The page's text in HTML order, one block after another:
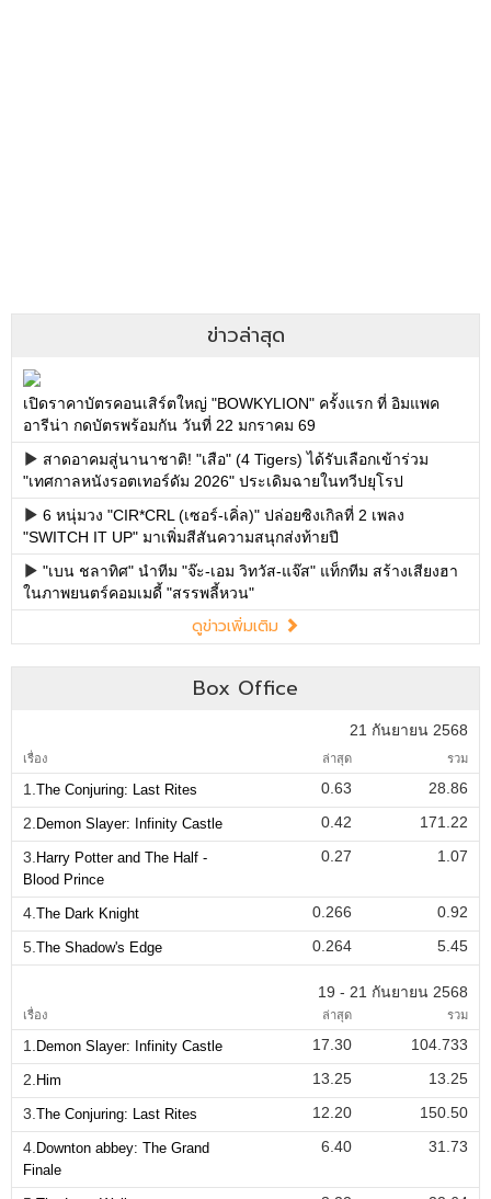
ข่าวล่าสุด
เปิดราคาบัตรคอนเสิร์ตใหญ่ "BOWKYLION" ครั้งแรก ที่ อิมแพค
อารีน่า กดบัตรพร้อมกัน วันที่ 22 มกราคม 69
สาดอาคมสู่นานาชาติ! "เสือ" (4 Tigers) ได้รับเลือกเข้าร่วม
"เทศกาลหนังรอตเทอร์ดัม 2026" ประเดิมฉายในทวีปยุโรป
6 หนุ่มวง "CIR*CRL (เซอร์-เคิ่ล)" ปล่อยซิงเกิลที่ 2 เพลง
"SWITCH IT UP" มาเพิ่มสีสันความสนุกส่งท้ายปี
"เบน ชลาทิศ" นำทีม "จ๊ะ-เอม วิทวัส-แจ๊ส" แท็กทีม สร้างเสียงฮา
ในภาพยนตร์คอมเมดี้ "สรรพลี้หวน"
ดูข่าวเพิ่มเติม
Box Office
21 กันยายน 2568
เรื่อง ล่าสุด รวม
1. The Conjuring: Last Rites 0.63
28.86
2. Demon Slayer: Infinity Castle 0.42
171.22
3. Harry Potter and The Half -
Blood Prince
0.27 1.07
4. The Dark Knight 0.266
0.92
5. The Shadow's Edge 0.264 5.45
19 - 21 กันยายน 2568
เรื่อง ล่าสุด รวม
1. Demon Slayer: Infinity Castle 17.30
104.733
2. Him 13.25
13.25
3. The Conjuring: Last Rites 12.20
150.50
4. Downton abbey: The Grand
Finale
6.40 31.73